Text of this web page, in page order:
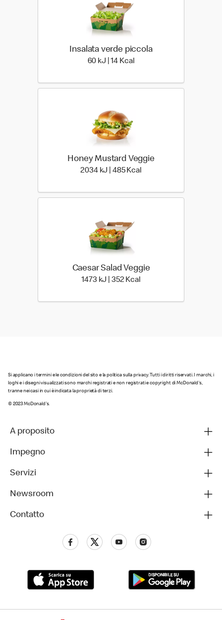
Insalata verde piccola
60 kJ | 14 Kcal
Honey Mustard Veggie
2034 kJ | 485 Kcal
Caesar Salad Veggie
1473 kJ | 352 Kcal
Si applicano i termini e le condizioni del sito e la politica sulla privacy. Tutti i diritti riservati. I marchi, i
loghi e i disegni visualizzati sono marchi registrati e non registrati e copyright di McDonald's,
tranne nei casi in cui è indicata la proprietà di terzi.
© 2023 McDonald's.
A proposito
Impegno
Servizi
Newsroom
Contatto